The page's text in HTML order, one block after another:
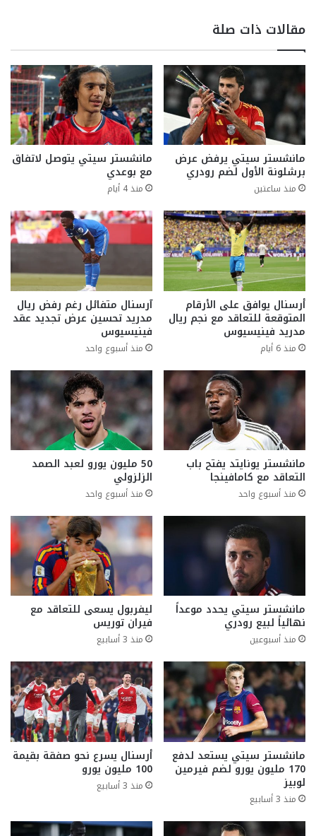
مقالات ذات صلة
مانشستر سيتي يرفض عرض
برشلونة الأول لضم رودري
منذ ساعتين
مانشستر سيتي يتوصل لاتفاق
مع بوعدي
منذ 4 أيام
أرسنال يوافق على الأرقام
المتوقعة للتعاقد مع نجم ريال
مدريد فينيسيوس
منذ 6 أيام
آرسنال متفائل رغم رفض ريال
مدريد تحسين عرض تجديد عقد
فينيسيوس
منذ أسبوع واحد
مانشستر يونايتد يفتح باب
التعاقد مع كامافينجا
منذ أسبوع واحد
50 مليون يورو لعبد الصمد
الزلزولي
منذ أسبوع واحد
مانشستر سيتي يحدد موعداً
نهائياً لبيع رودري
منذ أسبوعين
ليفربول يسعى للتعاقد مع
فيران توريس
منذ 3 أسابيع
مانشستر سيتي يستعد لدفع
170 مليون يورو لضم فيرمين
لوبيز
منذ 3 أسابيع
أرسنال يسرع نحو صفقة بقيمة
100 مليون يورو
منذ 3 أسابيع